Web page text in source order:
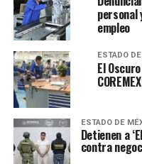
empleo
ESTADO
El
ESTADO DE
Detienen a
contra